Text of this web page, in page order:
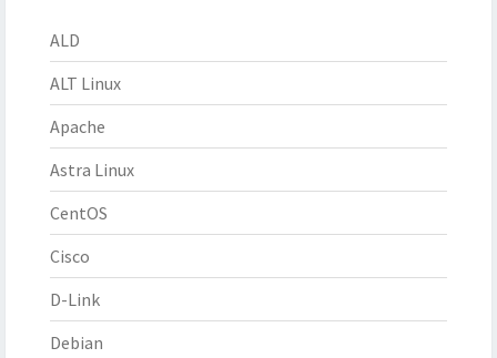
ALD
ALT Linux
Apache
Astra Linux
CentOS
Cisco
D-Link
Debian